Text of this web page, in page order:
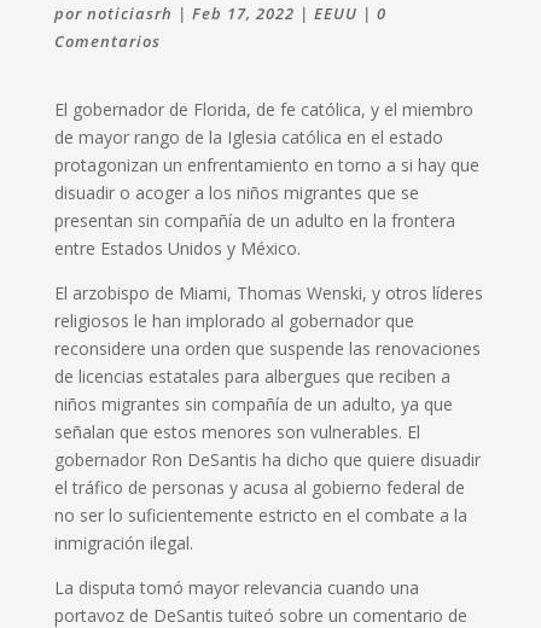
por noticiasrh | Feb 17, 2022 | EEUU | 0
Comentarios
El gobernador de Florida, de fe católica, y el miembro
de mayor rango de la Iglesia católica en el estado
protagonizan un enfrentamiento en torno a si hay que
disuadir o acoger a los niños migrantes que se
presentan sin compañía de un adulto en la frontera
entre Estados Unidos y México.
El arzobispo de Miami, Thomas Wenski, y otros líderes
religiosos le han implorado al gobernador que
reconsidere una orden que suspende las renovaciones
de licencias estatales para albergues que reciben a
niños migrantes sin compañía de un adulto, ya que
señalan que estos menores son vulnerables. El
gobernador Ron DeSantis ha dicho que quiere disuadir
el tráfico de personas y acusa al gobierno federal de
no ser lo suficientemente estricto en el combate a la
inmigración ilegal.
La disputa tomó mayor relevancia cuando una
portavoz de DeSantis tuiteó sobre un comentario de